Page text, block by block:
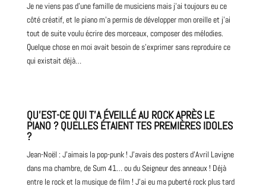
Je ne viens pas d’unefamille de musiciensmais j’ai toujours eu ce
côté créatif, et le piano m’a permis de développer mon oreille et j’ai
tout de suite voulu écrire des morceaux, composer des mélodies.
Quelque chose en moi avait besoin de s’exprimer sans reproduire ce
qui existait déjà…
QU’EST-CE QUI T’A ÉVEILLÉ AU ROCK APRÈS LE
PIANO ? QUELLES ÉTAIENT TES PREMIÈRES IDOLES
?
Jean-Noël : J’aimais la pop-punk ! J’avais des posters d’Avril Lavigne
dans ma chambre, de Sum 41… ou du Seigneur des anneaux ! Déjà
entre lerocket la musique de film ! J’ai eu ma puberté rock plus tard